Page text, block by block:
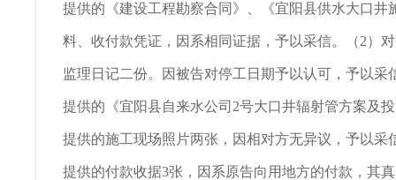
提供的《建设工程勘察合同》、《宜阳县供水大口井
料、收付款凭证，因系相同证据，予以采信。（2）
监理日记二份。因被告对停工日期予以认可，予以采
提供的《宜阳县自来水公司2号大口井辐射管方案及
提供的施工现场照片两张，因相对方无异议，予以采
提供的付款收据3张，因系原告向用地方的付款，其